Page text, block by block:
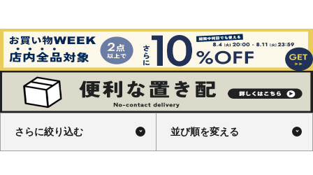
さらに絞り込む 並び順を変える